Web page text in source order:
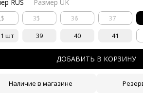
с Яндекс Сплит
Сплит с разбивкой платежей
Платёж от 8 372 рублей в месяц
RUS Размер UK
35 36 37
1 шт 39 40 41
ДОБАВИТЬ В КОРЗИНУ
Наличие в магазине